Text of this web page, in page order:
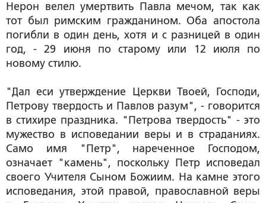
Нерон велел умертвить Павла мечом, так как
тот был римским гражданином. Оба апостола
погибли в один день, хотя и с разницей в один
год, - 29 июня по старому или 12 июля по
новому стилю.
"Дал еси утверждение Церкви Твоей, Господи,
Петрову твердость и Павлов разум", - говорится
в стихире праздника. "Петрова твердость" - это
мужество в исповедании веры и в страданиях.
Само имя "Петр", нареченное Господом,
означает "камень", поскольку Петр исповедал
своего Учителя Сыном Божиим. На камне этого
исповедания, этой правой, православной веры